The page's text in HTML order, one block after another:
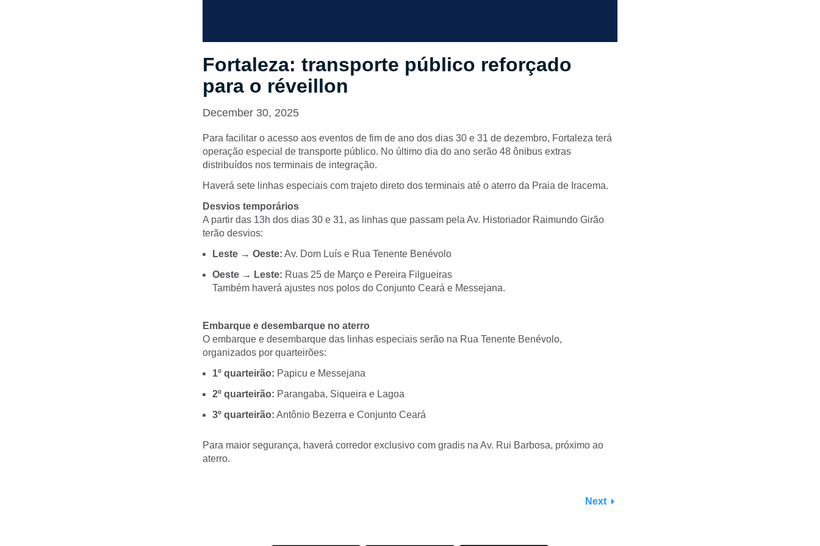
Fortaleza: transporte público reforçado
para o réveillon
December 30, 2025
Para facilitar o acesso aos eventos de fim de ano dos dias 30 e 31 de dezembro, Fortaleza terá
operação especial de transporte público. No último dia do ano serão 48 ônibus extras
distribuídos nos terminais de integração.
Haverá sete linhas especiais com trajeto direto dos terminais até o aterro da Praia de Iracema.
Desvios temporários
A partir das 13h dos dias 30 e 31, as linhas que passam pela Av. Historiador Raimundo Girão
terão desvios:
Leste → Oeste: Av. Dom Luís e Rua Tenente Benévolo
Oeste → Leste: Ruas 25 de Março e Pereira Filgueiras
Também haverá ajustes nos polos do Conjunto Ceará e Messejana.
Embarque e desembarque no aterro
O embarque e desembarque das linhas especiais serão na Rua Tenente Benévolo,
organizados por quarteirões:
1º quarteirão: Papicu e Messejana
2º quarteirão: Parangaba, Siqueira e Lagoa
3º quarteirão: Antônio Bezerra e Conjunto Ceará
Para maior segurança, haverá corredor exclusivo com gradis na Av. Rui Barbosa, próximo ao
aterro.
Next